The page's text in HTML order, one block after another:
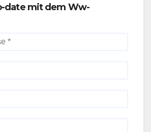
date mit dem Ww-